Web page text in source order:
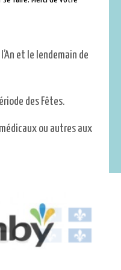
et le lendemain de
des Fêtes.
ou autres aux